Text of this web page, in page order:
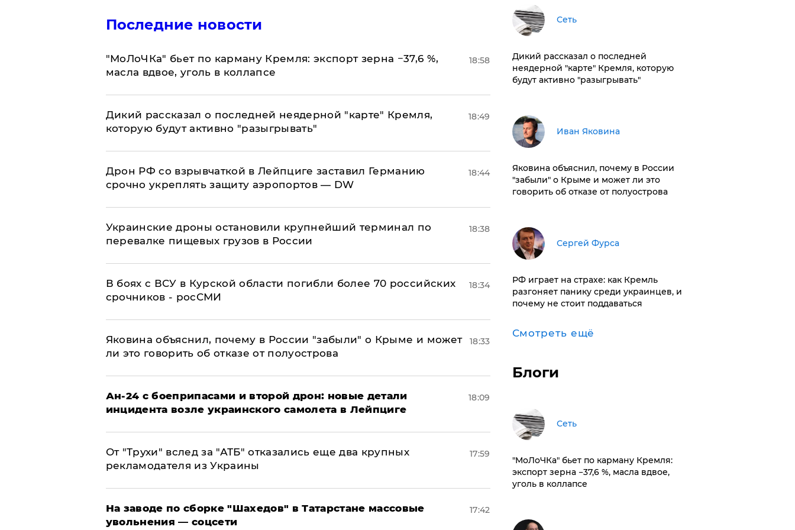
Последние новости
​"МоЛоЧКа" бьет по карману Кремля: экспорт зерна −37,6 %,
масла вдвое, уголь в коллапсе
18:58
Дикий рассказал о последней неядерной "карте" Кремля,
которую будут активно "разыгрывать"
18:49
​Дрон РФ со взрывчаткой в Лейпциге заставил Германию
срочно укреплять защиту аэропортов — DW
18:44
Украинские дроны остановили крупнейший терминал по
перевалке пищевых грузов в России
18:38
В боях с ВСУ в Курской области погибли более 70 российских
срочников - росСМИ
18:34
Яковина объяснил, почему в России "забыли" о Крыме и может
ли это говорить об отказе от полуострова
18:33
Ан-24 с боеприпасами и второй дрон: новые детали
инцидента возле украинского самолета в Лейпциге
18:09
От "Трухи" вслед за "АТБ" отказались еще два крупных
рекламодателя из Украины
17:59
На заводе по сборке "Шахедов" в Татарстане массовые
увольнения — соцсети
17:42
Сеть
Дикий рассказал о последней
неядерной "карте" Кремля, которую
будут активно "разыгрывать"
Иван Яковина
Яковина объяснил, почему в России
"забыли" о Крыме и может ли это
говорить об отказе от полуострова
Сергей Фурса
РФ играет на страхе: как Кремль
разгоняет панику среди украинцев, и
почему не стоит поддаваться
Смотреть ещё
Блоги
Сеть
​"МоЛоЧКа" бьет по карману Кремля:
экспорт зерна −37,6 %, масла вдвое,
уголь в коллапсе